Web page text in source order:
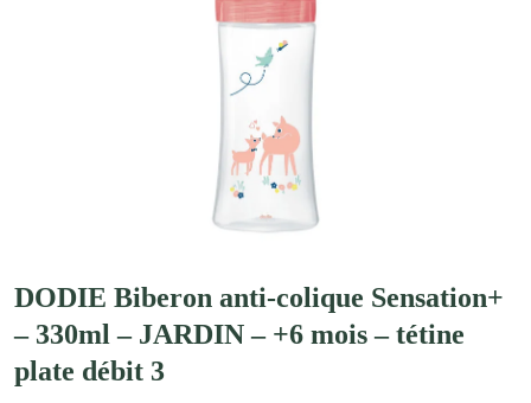
DODIE Biberon anti-colique Sensation+
– 330ml – JARDIN – +6 mois – tétine
plate débit 3